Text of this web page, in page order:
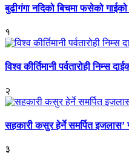
बुढीगंगा नदिको बिचमा फसेको गाईको
१
विश्व कीर्तिमानी पर्वतारोही निम्स
२
सहकारी कसुर हेर्ने समर्पित इजलास’
३